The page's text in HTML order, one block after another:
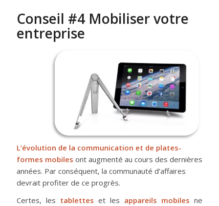
Conseil #4 Mobiliser votre
entreprise
L’évolution de la communication et de plates-
formes mobiles ont augmenté au cours des dernières
années. Par conséquent, la communauté d’affaires
devrait profiter de ce progrès.
Certes, les tablettes et les appareils mobiles ne